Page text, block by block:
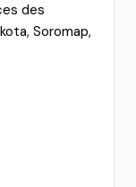
des
Soromap,